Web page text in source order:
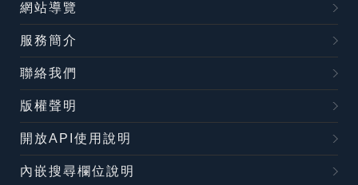
網站導覽
服務簡介
聯絡我們
版權聲明
開放API使用說明
內嵌搜尋欄位說明